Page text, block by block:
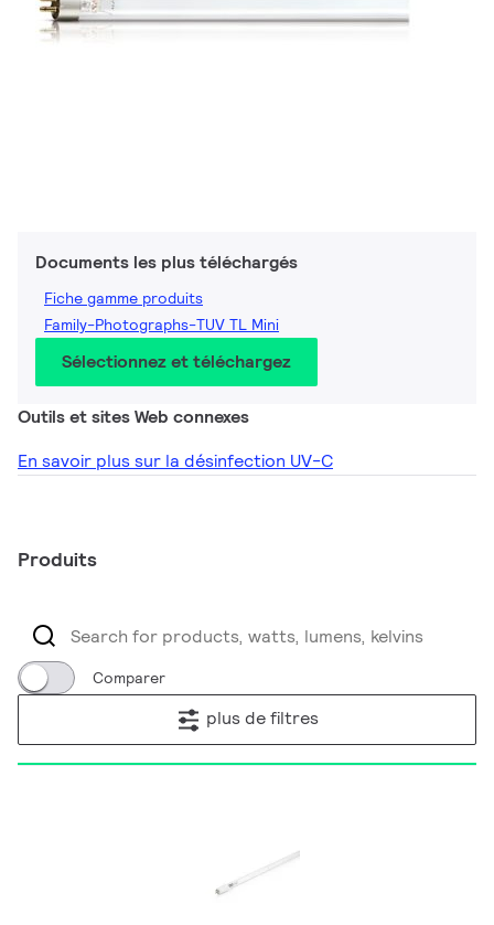
Documents les plus téléchargés
Fiche gamme produits
Family-Photographs-TUV TL Mini
Sélectionnez et téléchargez
Outils et sites Web connexes
En savoir plus sur la désinfection UV-C
Produits
Comparer
plus de filtres